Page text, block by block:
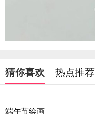
猜你喜欢 热点推荐
端午节绘画